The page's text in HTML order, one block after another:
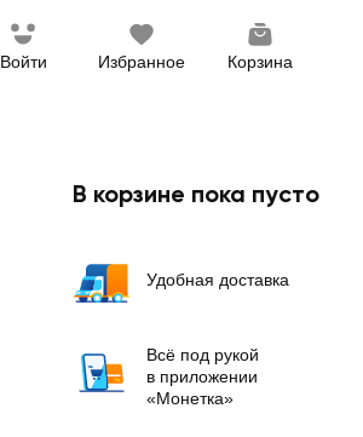
Войти Избранное Корзина
В корзине пока пусто
Удобная доставка
Всё под рукой
в приложении
«Монетка»